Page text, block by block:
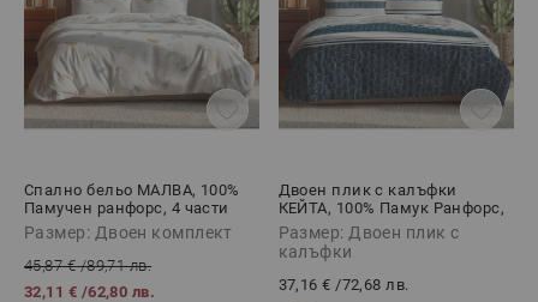
Спално бельо МАЛВА, 100%
Памучен ранфорс, 4 части
Размер: Двоен комплект
45,87 €/89,71 лв.
32,11 € /62,80 лв.
Двоен плик с калъфки
КЕЙТА, 100% Памук Ранфорс,
3 части
Размер: Двоен плик с
калъфки
37,16 € /72,68 лв.